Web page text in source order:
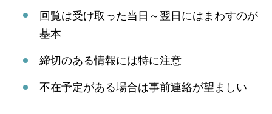
回覧は受け取った当日～翌日にはまわすのが
基本
締切のある情報には特に注意
不在予定がある場合は事前連絡が望ましい